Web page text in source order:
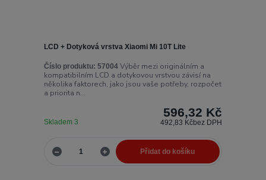
LCD + Dotyková vrstva Xiaomi Mi 10T Lite
Číslo produktu: 57004Výběr mezi originálním a
kompatibilním LCD a dotykovou vrstvou závisí na
několika faktorech, jako jsou vaše potřeby, rozpočet
a priorita n...
596,32 Kč
492,83 Kčbez DPH
Skladem 3
Přidat do košíku